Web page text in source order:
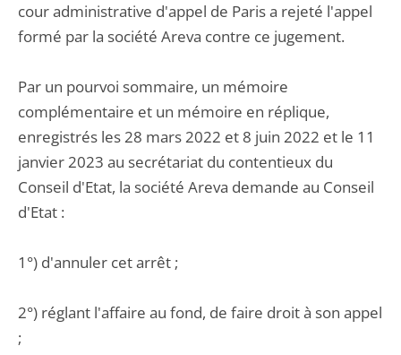
cour administrative d'appel de Paris a rejeté l'appel
formé par la société Areva contre ce jugement.
Par un pourvoi sommaire, un mémoire
complémentaire et un mémoire en réplique,
enregistrés les 28 mars 2022 et 8 juin 2022 et le 11
janvier 2023 au secrétariat du contentieux du
Conseil d'Etat, la société Areva demande au Conseil
d'Etat :
1°) d'annuler cet arrêt ;
2°) réglant l'affaire au fond, de faire droit à son appel
;